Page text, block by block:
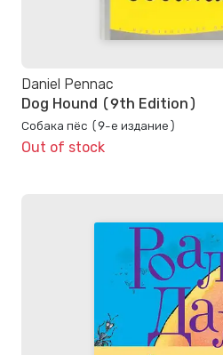
Daniel Pennac
Dog Hound (9th Edition)
Собака пёс (9-е издание)
Out of stock